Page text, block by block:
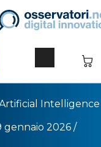
Intelligence
gennaio 2026 /